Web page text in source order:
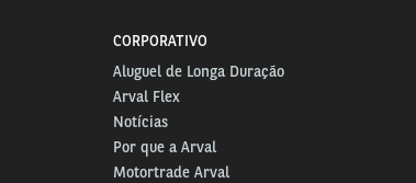
CORPORATIVO
Aluguel de Longa Duração
Arval Flex
Notícias
Por que a Arval
Motortrade Arval